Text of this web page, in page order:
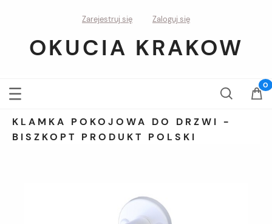
Zarejestruj się Zaloguj się
OKUCIA KRAKOW
KLAMKA POKOJOWA DO DRZWI -
BISZKOPT PRODUKT POLSKI